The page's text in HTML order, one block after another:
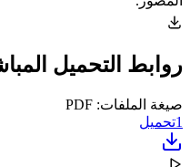
روابط التحميل
صيغة الملفات: PDF
1تحميل